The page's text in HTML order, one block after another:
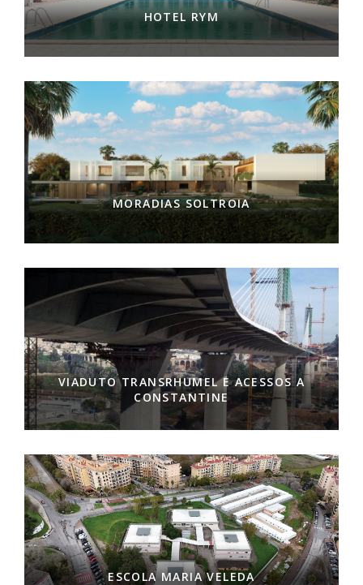
HOTEL RYM
MORADIAS SOLTROIA
VIADUTO TRANSRHUMEL E ACESSOS A
CONSTANTINE
ESCOLA MARIA VELEDA